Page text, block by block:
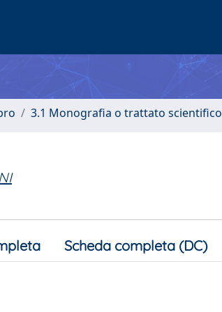
3.1 Monografia o trattato scientifico
Scheda completa (DC)